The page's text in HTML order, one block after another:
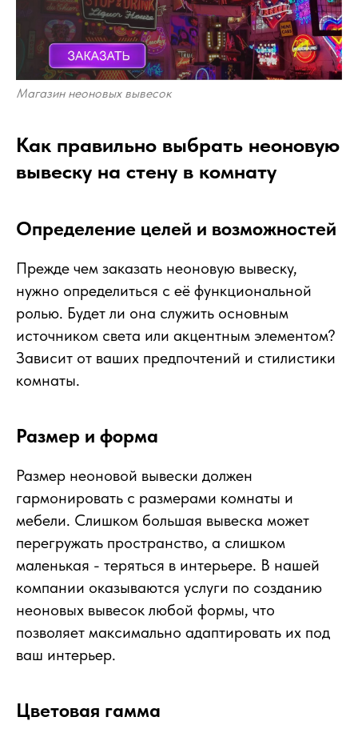
Магазин неоновых вывесок
Как правильно выбрать неоновую
вывеску на стену в комнату
Определение целей и возможностей
Прежде чем заказать неоновую вывеску,
нужно определиться с её функциональной
ролью. Будет ли она служить основным
источником света или акцентным элементом?
Зависит от ваших предпочтений и стилистики
комнаты.
Размер и форма
Размер неоновой вывески должен
гармонировать с размерами комнаты и
мебели. Слишком большая вывеска может
перегружать пространство, а слишком
маленькая - теряться в интерьере. В нашей
компании оказываются услуги по созданию
неоновых вывесок любой формы, что
позволяет максимально адаптировать их под
ваш интерьер.
Цветовая гамма